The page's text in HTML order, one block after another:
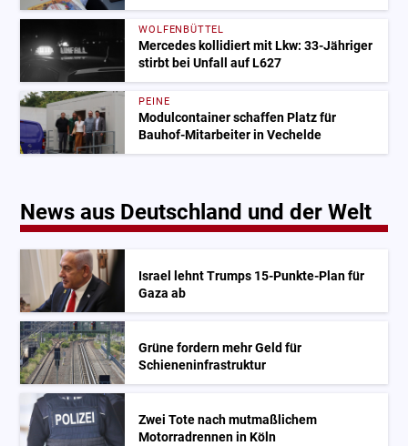
WOLFENBÜTTEL
Mercedes kollidiert mit Lkw: 33-Jähriger
stirbt bei Unfall auf L627
PEINE
Modulcontainer schaffen Platz für
Bauhof-Mitarbeiter in Vechelde
News aus Deutschland und der Welt
Israel lehnt Trumps 15-Punkte-Plan für
Gaza ab
Grüne fordern mehr Geld für
Schieneninfrastruktur
Zwei Tote nach mutmaßlichem
Motorradrennen in Köln